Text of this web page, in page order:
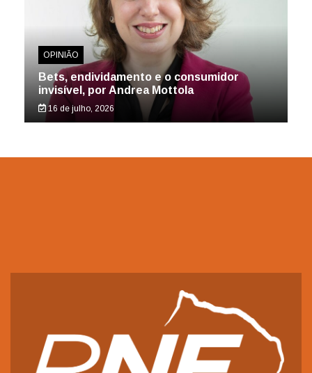
OPINIÃO
Bets, endividamento e o consumidor
invisível, por Andrea Mottola
16 de julho, 2026